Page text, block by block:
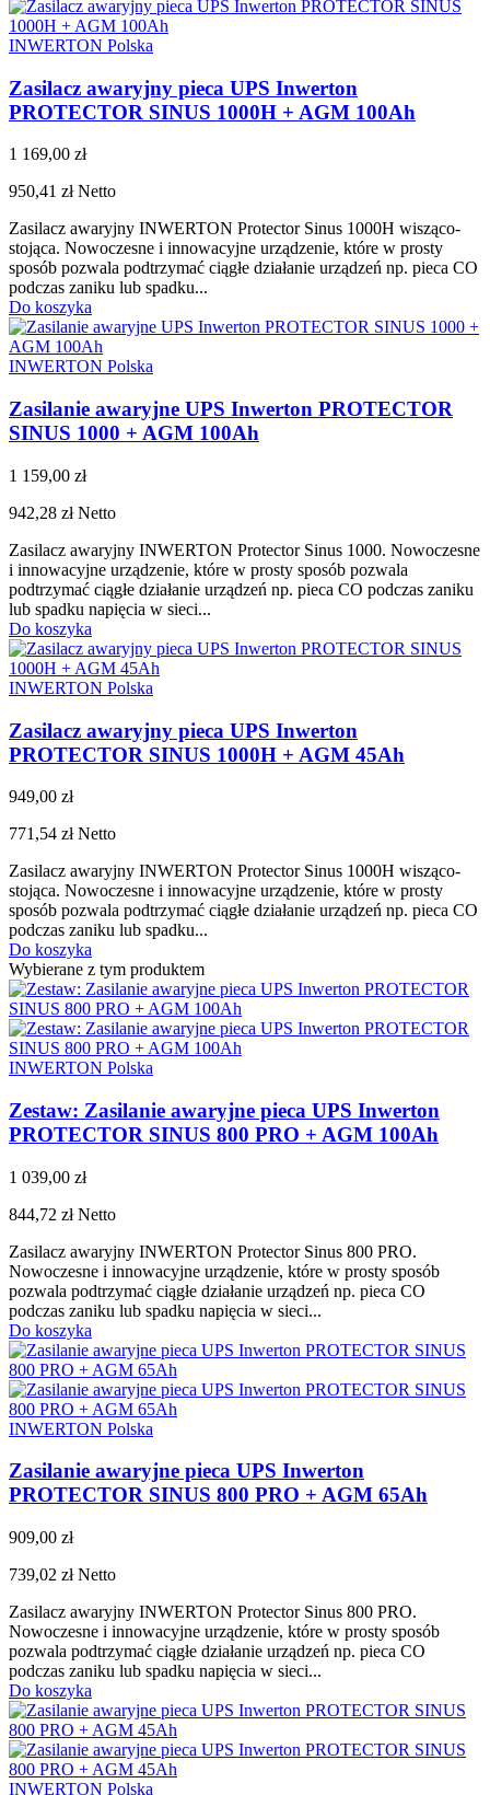
INWERTON Polska
Zasilacz awaryjny pieca UPS Inwerton
PROTECTOR SINUS 1000H + AGM 100Ah
1 169,00 zł
950,41 złNetto
Zasilacz awaryjny INWERTON Protector Sinus 1000H wisząco-
stojąca. Nowoczesne i innowacyjne urządzenie, które w prosty
sposób pozwala podtrzymać ciągłe działanie urządzeń np. pieca CO
podczas zaniku lub spadku...
Do koszyka
INWERTON Polska
Zasilanie awaryjne UPS Inwerton PROTECTOR
SINUS 1000 + AGM 100Ah
1 159,00 zł
942,28 złNetto
Zasilacz awaryjny INWERTON Protector Sinus 1000. Nowoczesne
i innowacyjne urządzenie, które w prosty sposób pozwala
podtrzymać ciągłe działanie urządzeń np. pieca CO podczas zaniku
lub spadku napięcia w sieci...
Do koszyka
INWERTON Polska
Zasilacz awaryjny pieca UPS Inwerton
PROTECTOR SINUS 1000H + AGM 45Ah
949,00 zł
771,54 złNetto
Zasilacz awaryjny INWERTON Protector Sinus 1000H wisząco-
stojąca. Nowoczesne i innowacyjne urządzenie, które w prosty
sposób pozwala podtrzymać ciągłe działanie urządzeń np. pieca CO
podczas zaniku lub spadku...
Do koszyka
Wybierane z tym produktem
INWERTON Polska
Zestaw: Zasilanie awaryjne pieca UPS Inwerton
PROTECTOR SINUS 800 PRO + AGM 100Ah
1 039,00 zł
844,72 złNetto
Zasilacz awaryjny INWERTON Protector Sinus 800 PRO.
Nowoczesne i innowacyjne urządzenie, które w prosty sposób
pozwala podtrzymać ciągłe działanie urządzeń np. pieca CO
podczas zaniku lub spadku napięcia w sieci...
Do koszyka
INWERTON Polska
Zasilanie awaryjne pieca UPS Inwerton
PROTECTOR SINUS 800 PRO + AGM 65Ah
909,00 zł
739,02 złNetto
Zasilacz awaryjny INWERTON Protector Sinus 800 PRO.
Nowoczesne i innowacyjne urządzenie, które w prosty sposób
pozwala podtrzymać ciągłe działanie urządzeń np. pieca CO
podczas zaniku lub spadku napięcia w sieci...
Do koszyka
INWERTON Polska